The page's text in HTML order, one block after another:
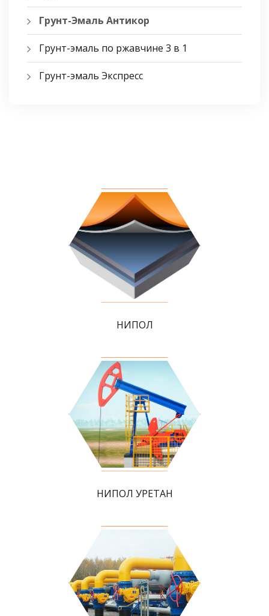
Грунт-Эмаль Антикор
Грунт-эмаль по ржавчине 3 в 1
Грунт-эмаль Экспресс
НИПОЛ
НИПОЛ УРЕТАН